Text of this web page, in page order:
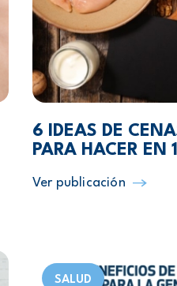
6 IDEAS DE
PARA HACER EN
Ver publicación
SALUD